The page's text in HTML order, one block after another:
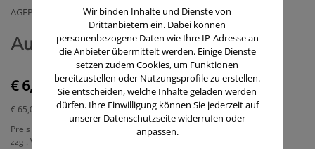
AGEPHA PHARMA S.R.O.
Augentropfen Viscosan Ce 10ml
€ 6,50
€ 65,00
/ 100 ml
Preis inkl. MwSt.
zzgl. Versandkosten
Wir binden Inhalte und Dienste von
Drittanbietern ein. Dabei können
personenbezogene Daten wie Ihre IP-Adresse an
die Anbieter übermittelt werden. Einige Dienste
setzen zudem Cookies, um Funktionen
bereitzustellen oder Nutzungsprofile zu erstellen.
Sie entscheiden, welche Inhalte geladen werden
dürfen. Ihre Einwilligung können Sie jederzeit auf
unserer Datenschutzseite widerrufen oder
anpassen.